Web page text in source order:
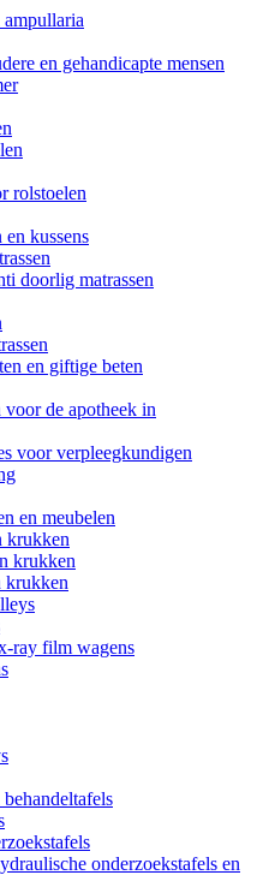
ampullaria
en gehandicapte mensen
rolstoelen
kussens
doorlig matrassen
en giftige beten
de apotheek in
voor verpleegkundigen
en meubelen
krukken
krukken
krukken
ray film wagens
onderzoekstafels en